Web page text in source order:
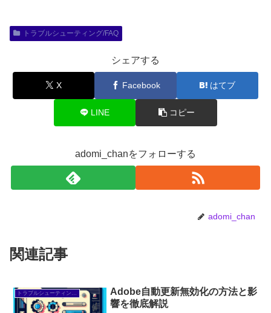
トラブルシューティング/FAQ
シェアする
X Facebook はてブ
LINE コピー
adomi_chanをフォローする
adomi_chan
関連記事
Adobe自動更新無効化の方法と影
響を徹底解説